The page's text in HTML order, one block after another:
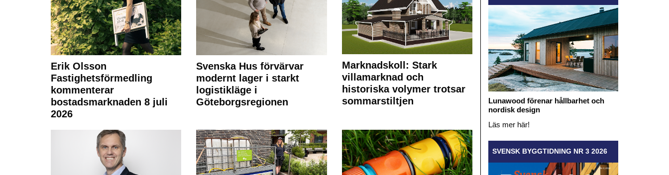
Erik Olsson
Fastighetsförmedling
kommenterar
bostadsmarknaden 8 juli
2026
Svenska Hus förvärvar
modernt lager i starkt
logistikläge i
Göteborgsregionen
Marknadskoll: Stark
villamarknad och
historiska volymer trotsar
sommarstiltjen
Lunawood förenar hållbarhet och
nordisk design
Läs mer här!
SVENSK BYGGTIDNING NR 3 2026